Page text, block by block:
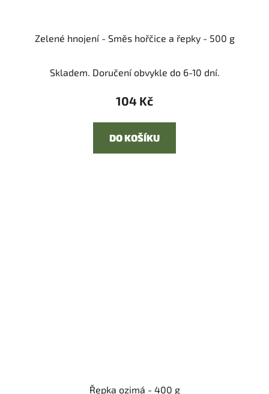
Zelené hnojení - Směs hořčice a řepky - 500 g
Skladem. Doručení obvykle do 6-10 dní.
104 Kč
DO KOŠÍKU
Řepka ozimá - 400 g